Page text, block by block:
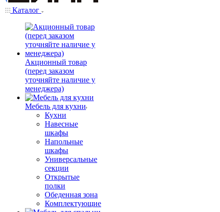
Каталог
Акционный товар
(перед заказом
уточняйте наличие у
менеджера)
Мебель для кухни
Кухни
Навесные
шкафы
Напольные
шкафы
Универсальные
секции
Открытые
полки
Обеденная зона
Комплектующие